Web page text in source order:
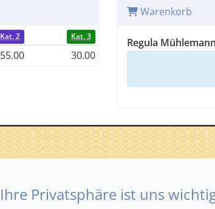
Kat. 2 Kat. 3
55.00 30.00
Warenkorb
Regula
Bühne
Ihre Privatsphäre ist uns